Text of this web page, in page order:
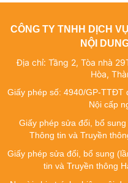
CÔNG TY TNHH DỊCH
NỘI
Địa chỉ: Tầng 2, Tòa nhà
Hòa,
Giấy phép số: 4940/GP-TTĐT
Nội cấp
Giấy phép sửa đổi, bổ
Thông tin và Truyền
Giấy phép sửa đổi, bổ sung
tin và Truyền thông